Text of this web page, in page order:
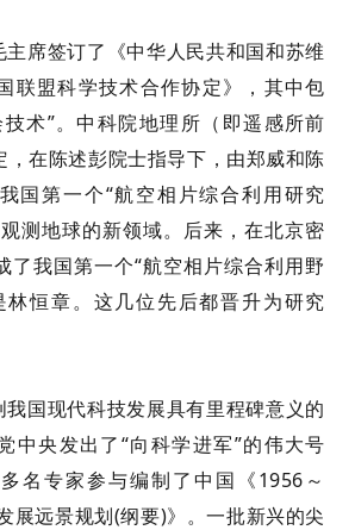
席签订了《中华人民共和国和苏维
联盟科学技术合作协定》， 其中包
术”。中科院地理所（即遥感所前
，在陈述彭院士指导下，由郑威和陈
国第一个“航空相片综合利用研究
测地球的新领域。后来，在北京密
了我国第一个“航空相片综合利用野
林恒章。 这几位先后都晋升为研究
我国现代科技发展具有里程碑意义的
中央发出了“向科学进军”的伟大号
名专家参与编制了中国《1956～
展远景规划(纲要)》。一批新兴的尖